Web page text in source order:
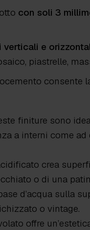
con soli 3
verticali e
piastrelle,
consente
finiture sono
a interni come ad
crea
o di una
d’acqua sulla
o vintage.
offre